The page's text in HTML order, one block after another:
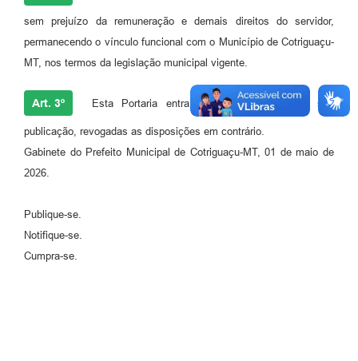
sem prejuízo da remuneração e demais direitos do servidor,
permanecendo o vínculo funcional com o Município de Cotriguaçu-
MT, nos termos da legislação municipal vigente.
Art. 3º Esta Portaria entra em vigor na data de sua
publicação, revogadas as disposições em contrário.
Gabinete do Prefeito Municipal de Cotriguaçu-MT, 01 de maio de
2026.
Publique-se.
Notifique-se.
Cumpra-se.